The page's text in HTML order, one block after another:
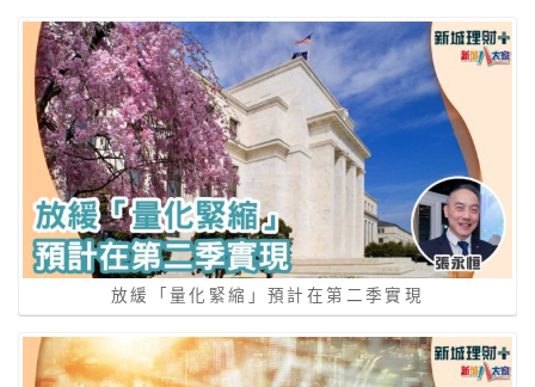
放緩「量化緊縮」預計在第二季實現